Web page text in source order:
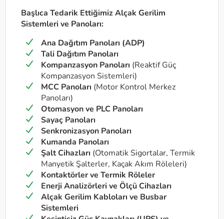
Başlıca Tedarik Ettiğimiz Alçak Gerilim
Sistemleri ve Panoları:
Ana Dağıtım Panoları (ADP)
Tali Dağıtım Panoları
Kompanzasyon Panoları (Reaktif Güç
Kompanzasyon Sistemleri)
MCC Panoları (Motor Kontrol Merkez
Panoları)
Otomasyon ve PLC Panoları
Sayaç Panoları
Senkronizasyon Panoları
Kumanda Panoları
Şalt Cihazları (Otomatik Sigortalar, Termik
Manyetik Şalterler, Kaçak Akım Röleleri)
Kontaktörler ve Termik Röleler
Enerji Analizörleri ve Ölçü Cihazları
Alçak Gerilim Kabloları ve Busbar
Sistemleri